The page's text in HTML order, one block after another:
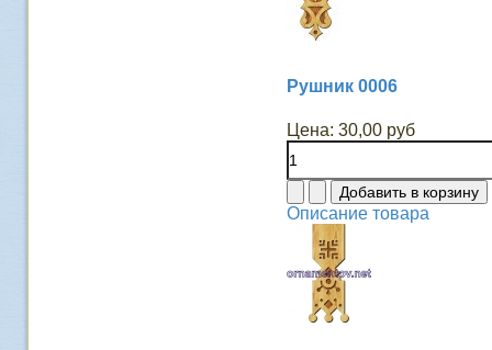
Рушник 0006
Цена: 30,00 руб
Описание товара